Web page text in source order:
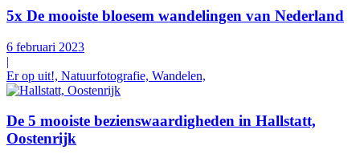
5x De mooiste bloesem wandelingen van Nederland
6 februari 2023
|
Er op uit!, Natuurfotografie, Wandelen,
De 5 mooiste bezienswaardigheden in Hallstatt,
Oostenrijk